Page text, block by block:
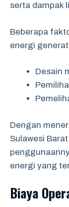
serta dampak
Beberapa
energi
Desain
Dengan
Sulawesi
energi yang
Biaya